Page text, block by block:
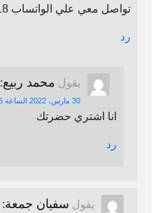
تواصل معي علي الواتساب 00249905364318
رد
يقول محمد ربيع:
30 مارس، 2022 الساعة 1:56 م
انا اشتري حضرتك
رد
يقول سفيان جمعة: